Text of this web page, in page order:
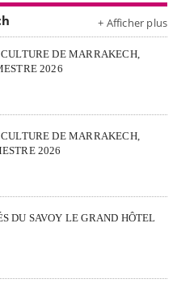
+ Afficher plus
DE MARRAKECH,
2026
DE MARRAKECH,
2026
DU SAVOY LE GRAND HÔTEL